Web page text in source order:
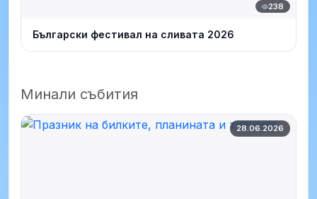
238
Български фестивал на сливата 2026
Минали събития
28.06.2026